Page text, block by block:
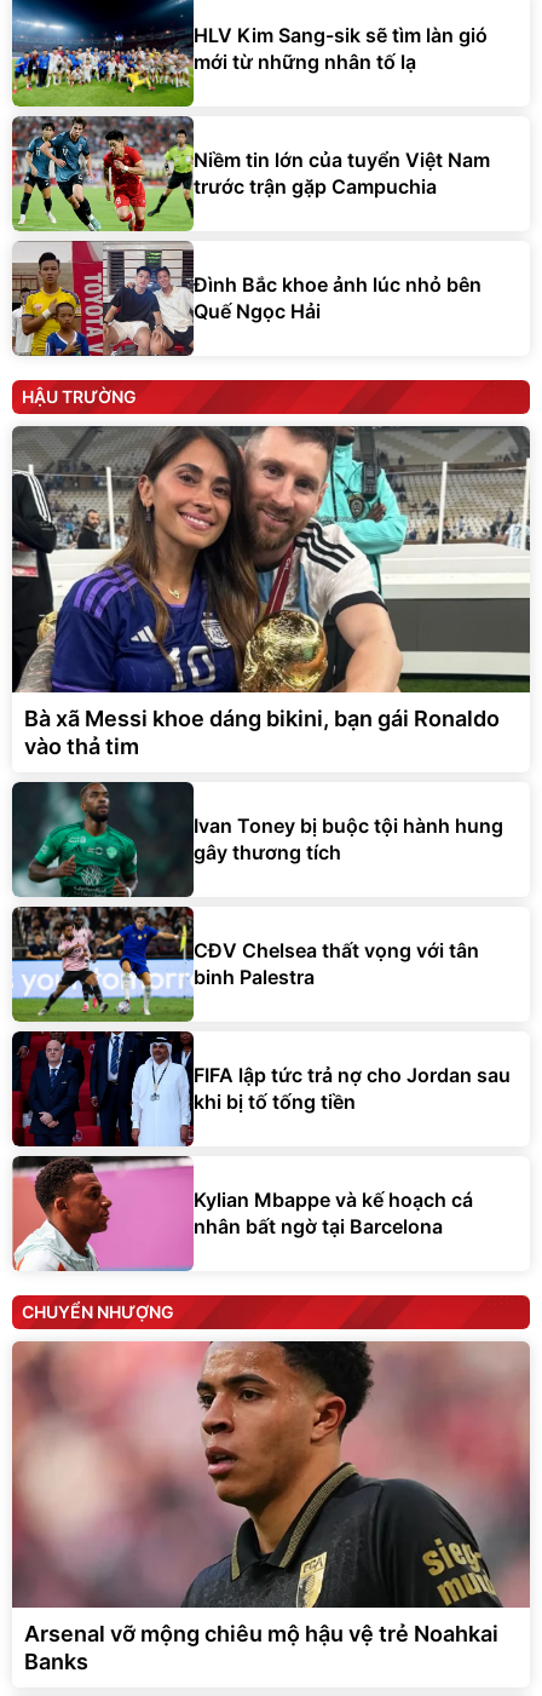
HLV Kim Sang-sik sẽ tìm làn gió
mới từ những nhân tố lạ
Niềm tin lớn của tuyển Việt Nam
trước trận gặp Campuchia
Đình Bắc khoe ảnh lúc nhỏ bên
Quế Ngọc Hải
HẬU TRƯỜNG
Bà xã Messi khoe dáng bikini, bạn gái Ronaldo
vào thả tim
Ivan Toney bị buộc tội hành hung
gây thương tích
CĐV Chelsea thất vọng với tân
binh Palestra
FIFA lập tức trả nợ cho Jordan sau
khi bị tố tống tiền
Kylian Mbappe và kế hoạch cá
nhân bất ngờ tại Barcelona
CHUYỂN NHƯỢNG
Arsenal vỡ mộng chiêu mộ hậu vệ trẻ Noahkai
Banks